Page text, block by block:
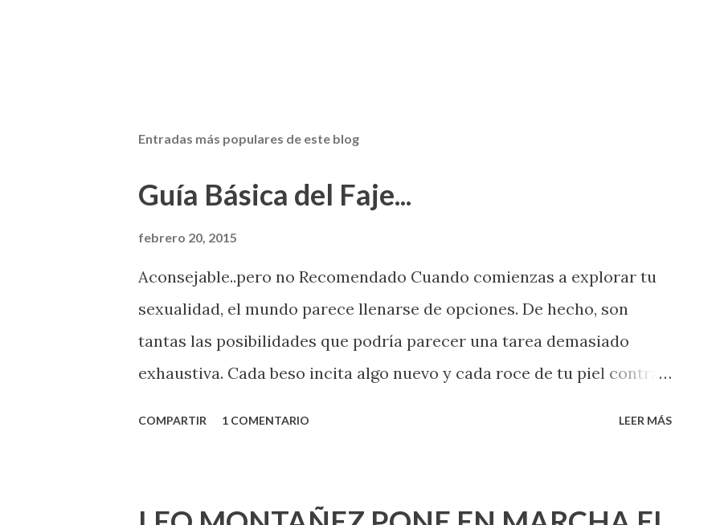
Entradas más populares de este blog
Guía Básica del Faje...
febrero 20, 2015
Aconsejable..pero no Recomendado Cuando comienzas a explorar tu
sexualidad, el mundo parece llenarse de opciones. De hecho, son
tantas las posibilidades que podría parecer una tarea demasiado
exhaustiva. Cada beso incita algo nuevo y cada roce de tu piel contra
que estés lista para lo que sea cuando aún no conoces ni la mitad de
COMPARTIR 1 COMENTARIO LEER MÁS